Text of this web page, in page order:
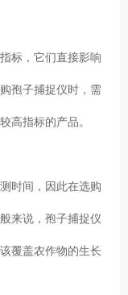
标，它们直接影响
孢子捕捉仪时，需
高指标的产品。
时间，因此在选购
来说，孢子捕捉仪
覆盖农作物的生长